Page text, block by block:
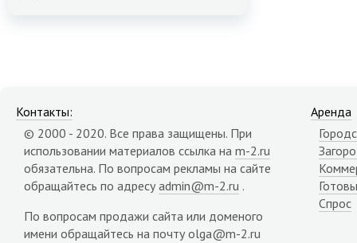
Контакты:
© 2000 - 2020. Все права защищены. При
использовании материалов ссылка на m-2.ru
обязательна. По вопросам рекламы на сайте
обращайтесь по адресу admin@m-2.ru .
По вопросам продажи сайта или доменого
имени обращайтесь на почту olga@m-2.ru
Аренда
Спрос